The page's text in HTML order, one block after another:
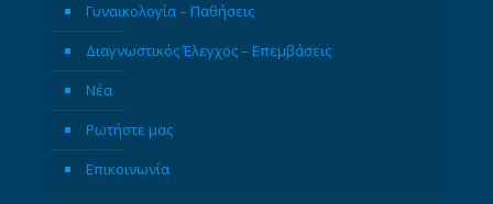
Γυναικολογία – Παθήσεις
Διαγνωστικός Έλεγχος – Επεμβάσεις
Νέα
Ρωτήστε μας
Επικοινωνία